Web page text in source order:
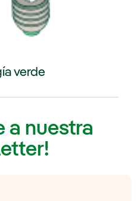
verde
a nuestra